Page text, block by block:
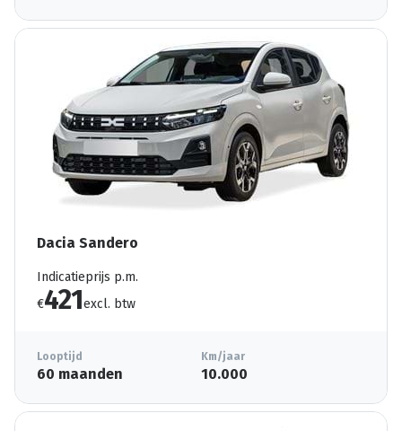
Dacia Sandero
Indicatieprijs p.m.
€421excl. btw
Looptijd
60 maanden
Km/jaar
10.000